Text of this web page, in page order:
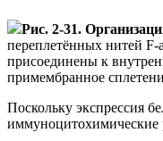
Рис. 2-31.
переплетённых нитей
присоединены к
примембранное
Поскольку экспрессия
иммуноцитохимические